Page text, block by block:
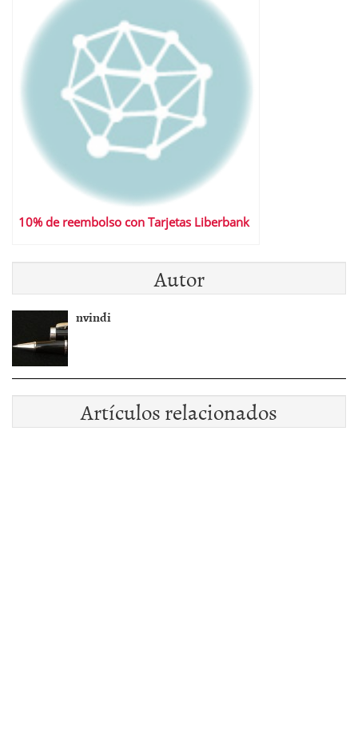
10% de reembolso con Tarjetas Liberbank
Autor
nvindi
Artículos relacionados